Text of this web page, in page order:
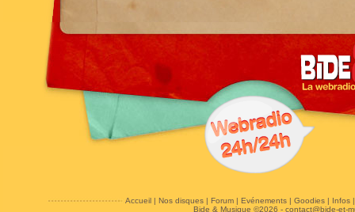
Accueil| Nos disques| Forum| Evénements| Goodies| Infos
Bide & Musique ©2026 - contact@bide-et-